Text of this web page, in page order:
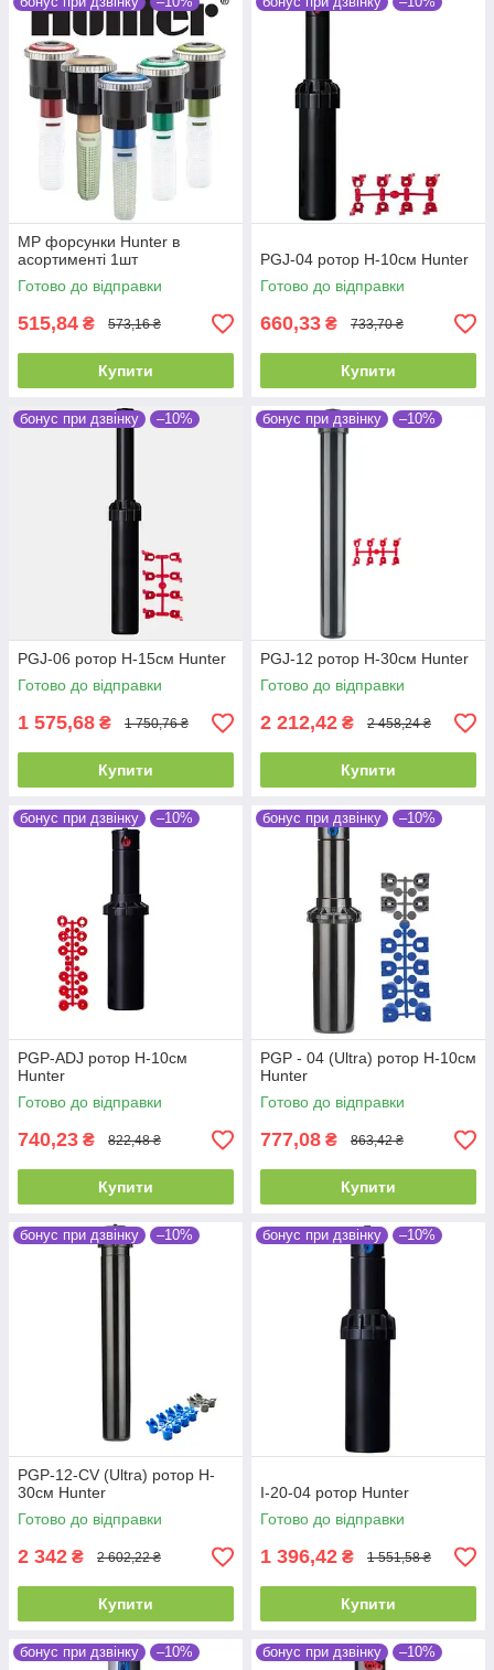
MP форсунки Hunter в
асортименті 1шт
Готово до відправки
515,84 ₴ 573,16 ₴
Купити
PGJ-04 ротор H-10см Hunter
Готово до відправки
660,33 ₴ 733,70 ₴
Купити
бонус при дзвінку –10%
PGJ-06 ротор H-15см Hunter
Готово до відправки
1 575,68 ₴ 1 750,76 ₴
Купити
бонус при дзвінку –10%
PGJ-12 ротор H-30см Hunter
Готово до відправки
2 212,42 ₴ 2 458,24 ₴
Купити
бонус при дзвінку –10%
PGP-ADJ ротор H-10см
Hunter
Готово до відправки
740,23 ₴ 822,48 ₴
Купити
бонус при дзвінку –10%
PGP - 04 (Ultra) ротор H-10см
Hunter
Готово до відправки
777,08 ₴ 863,42 ₴
Купити
бонус при дзвінку –10%
PGP-12-CV (Ultra) ротор H-
30см Hunter
Готово до відправки
2 342 ₴ 2 602,22 ₴
Купити
бонус при дзвінку –10%
I-20-04 ротор Hunter
Готово до відправки
1 396,42 ₴ 1 551,58 ₴
Купити
бонус при дзвінку –10% бонус при дзвінку –10%